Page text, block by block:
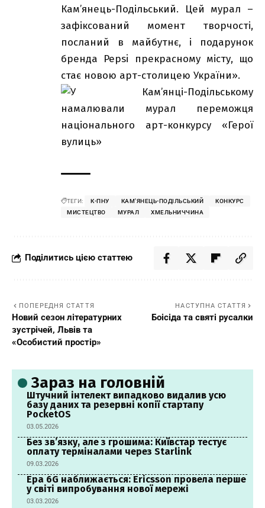
Кам’янець-Подільський. Цей мурал –
зафіксований момент творчості,
посланий в майбутнє, і подарунок
бренда Pepsi прекрасному місту, що
стає новою арт-столицею України».
ТЕГИ: К-ПНУ КАМ'ЯНЕЦЬ-ПОДІЛЬСЬКИЙ
КОНКУРС
МИСТЕЦТВО
МУРАЛ ХМЕЛЬНИЧЧИНА
Поділитись цією статтею
ПОПЕРЕДНЯ СТАТТЯ
Новий сезон літературних
зустрічей, Львів та
«Особистий простір»
НАСТУПНА СТАТТЯ
Боісіда та святі русалки
Зараз на головній
Штучний інтелект випадково видалив усю
базу даних та резервні копії стартапу
PocketOS
03.05.2026
Без зв’язку, але з грошима: Київстар тестує
оплату терміналами через Starlink
09.03.2026
Ера 6G наближається: Ericsson провела перше
у світі випробування нової мережі
03.03.2026